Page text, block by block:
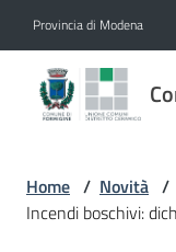
Provincia di Modena
Comune
di
Home / Novità /
Incendi boschivi: